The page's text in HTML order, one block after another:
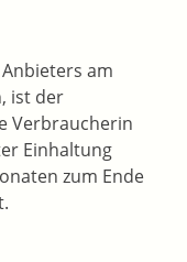
am
ist der
Verbraucherin
Einhaltung
zum Ende